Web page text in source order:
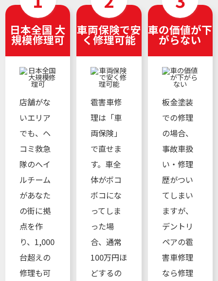
日本全国 大
規模修理可
店舗がな
いエリア
でも、ヘ
コミ救急
隊のへイ
ルチーム
があなた
の街に拠
点を作
り、1,000
台超えの
修理も可
車両保険で安
く修理可能
雹害車修
理は「車
両保険」
で直せま
す。車全
体がボコ
ボコにな
ってしま
った場
合、通常
100万円ほ
どするの
車の価値が下
がらない
板金塗装
での修理
の場合、
事故車扱
い・修理
歴がつい
てしまい
ますが、
デントリ
ペアの雹
害車修理
なら修理